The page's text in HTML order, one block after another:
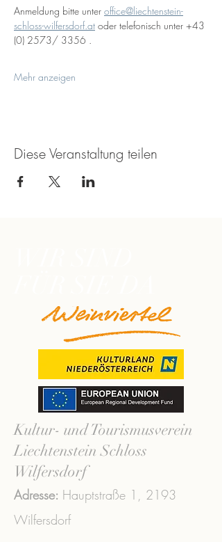
Anmeldung bitte unter office@liechtenstein-
schloss-wilfersdorf.at oder telefonisch unter +43
(0) 2573/ 3356 .
Mehr anzeigen
Diese Veranstaltung teilen
Kultur- und Tourismusverein
Liechtenstein Schloss
Wilfersdorf
Adresse: Hauptstraße 1, 2193
Wilfersdorf